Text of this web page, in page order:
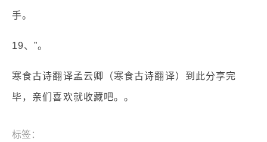
手。
19、”。
寒食古诗翻译孟云卿（寒食古诗翻译）到此分享完
毕，亲们喜欢就收藏吧。。
标签：